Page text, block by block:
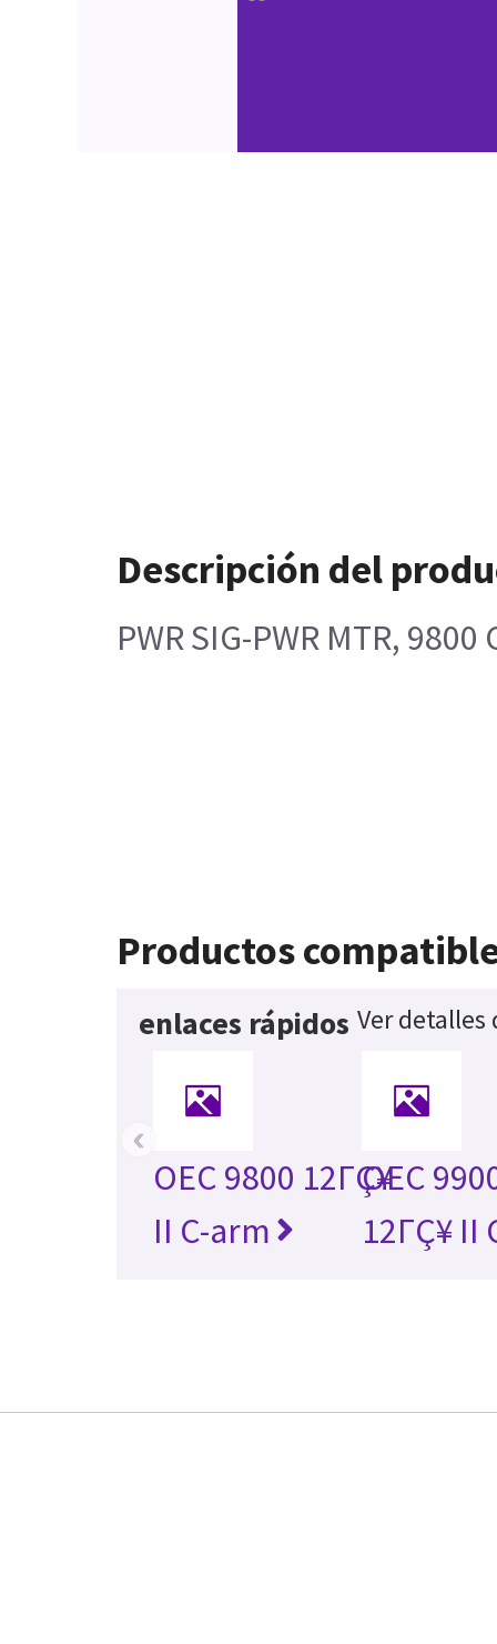
Descripción del
PWR SIG-PWR MTR, 9800
Productos
enlaces rápidos Ver
OEC 9800 12ΓÇ¥
II C-arm
OEC
12ΓÇ¥ II
‹